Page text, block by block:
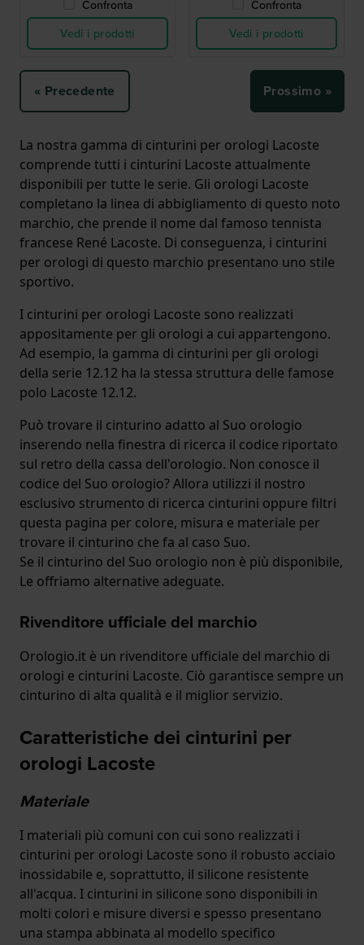
Confronta
Vedi i prodotti
Confronta
Vedi i prodotti
« Precedente Prossimo »
La nostra gamma di cinturini per orologi Lacoste
comprende tutti i cinturini Lacoste attualmente
disponibili per tutte le serie. Gli orologi Lacoste
completano la linea di abbigliamento di questo noto
marchio, che prende il nome dal famoso tennista
francese René Lacoste. Di conseguenza, i cinturini
per orologi di questo marchio presentano uno stile
sportivo.
I cinturini per orologi Lacoste sono realizzati
appositamente per gli orologi a cui appartengono.
Ad esempio, la gamma di cinturini per gli orologi
della serie 12.12 ha la stessa struttura delle famose
polo Lacoste 12.12.
Può trovare il cinturino adatto al Suo orologio
inserendo nella finestra di ricerca il codice riportato
sul retro della cassa dell'orologio. Non conosce il
codice del Suo orologio? Allora utilizzi il nostro
esclusivo strumento di ricerca cinturini oppure filtri
questa pagina per colore, misura e materiale per
trovare il cinturino che fa al caso Suo.
Se il cinturino del Suo orologio non è più disponibile,
Le offriamo alternative adeguate.
Rivenditore ufficiale del marchio
Orologio.it è un rivenditore ufficiale del marchio di
orologi e cinturini Lacoste. Ciò garantisce sempre un
cinturino di alta qualità e il miglior servizio.
Caratteristiche dei cinturini per
orologi Lacoste
Materiale
I materiali più comuni con cui sono realizzati i
cinturini per orologi Lacoste sono il robusto acciaio
inossidabile e, soprattutto, il silicone resistente
all'acqua. I cinturini in silicone sono disponibili in
molti colori e misure diversi e spesso presentano
una stampa abbinata al modello specifico